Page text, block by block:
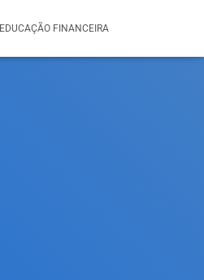
EDUCAÇÃO FINANCEIRA